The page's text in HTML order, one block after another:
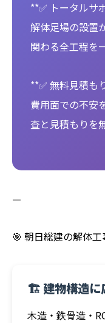
**✅ トータルサ
解体足場の設置
関わる全工程を
**✅ 無料見積も
費用面での不安
査と見積もりを
—
🎯 朝日総建の解体
🏗️ 建物構造に
木造・鉄骨造・